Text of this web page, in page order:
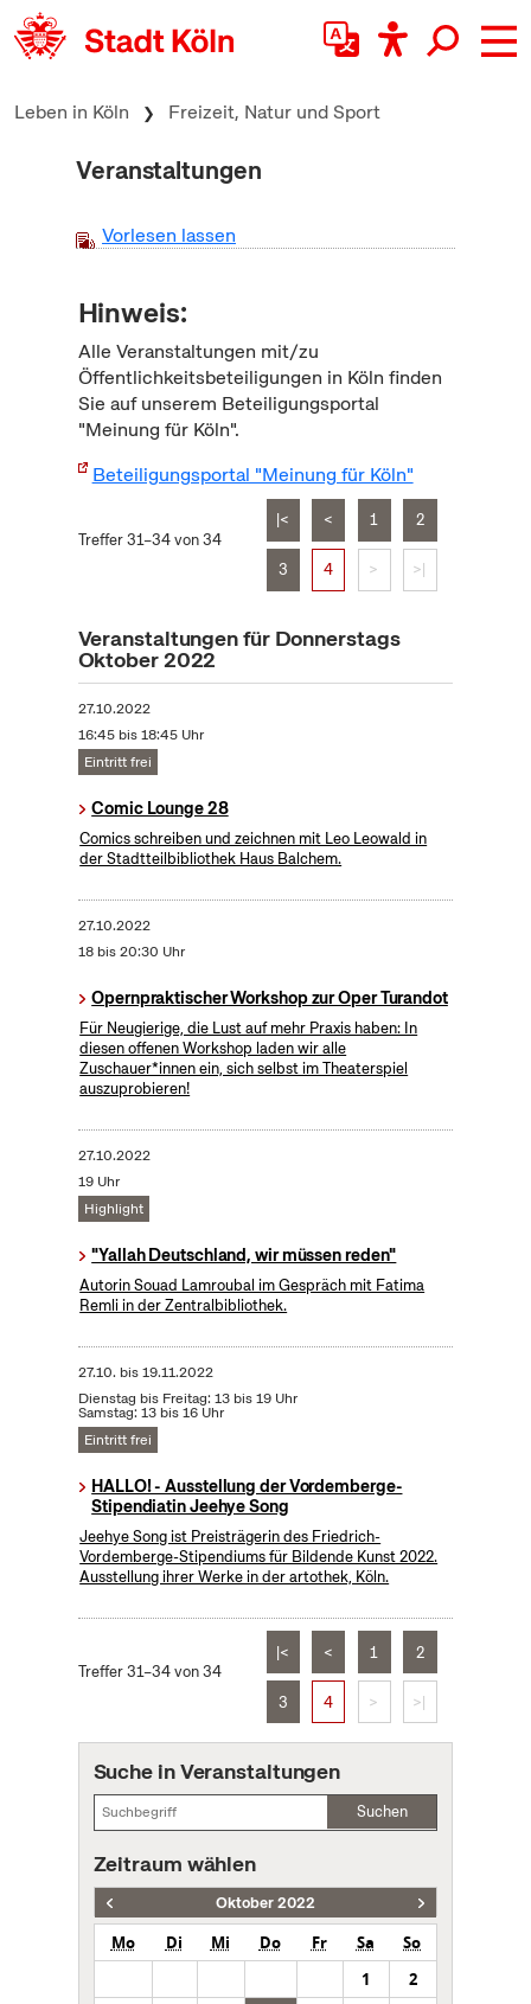
zum Inhalt springen
Leben in Köln Freizeit, Natur und Sport
Veranstaltungen
Vorlesen lassen
Hinweis:
Alle Veranstaltungen mit/zu
Öffentlichkeitsbeteiligungen in Köln finden
Sie auf unserem Beteiligungsportal
"Meinung für Köln".
Beteiligungsportal "Meinung für Köln"
Treffer 31–34 von 34
|< < 1 2
3 4 > >|
Veranstaltungen für Donnerstags
Oktober 2022
27.10.2022
16:45 bis 18:45 Uhr
Eintritt frei
Comic Lounge 28
Comics schreiben und zeichnen mit Leo Leowald in
der Stadtteilbibliothek Haus Balchem.
27.10.2022
18 bis 20:30 Uhr
Opernpraktischer Workshop zur Oper Turandot
Für Neugierige, die Lust auf mehr Praxis haben: In
diesen offenen Workshop laden wir alle
Zuschauer*innen ein, sich selbst im Theaterspiel
auszuprobieren!
27.10.2022
19 Uhr
Highlight
"Yallah Deutschland, wir müssen reden"
Autorin Souad Lamroubal im Gespräch mit Fatima
Remli in der Zentralbibliothek.
27.10. bis19.11.2022
Dienstag bis Freitag: 13 bis 19 Uhr
Samstag: 13 bis 16 Uhr
Eintritt frei
HALLO! - Ausstellung der Vordemberge-
Stipendiatin Jeehye Song
Jeehye Song ist Preisträgerin des Friedrich-
Vordemberge-Stipendiums für Bildende Kunst 2022.
Ausstellung ihrer Werke in der artothek, Köln.
Treffer 31–34 von 34
|< < 1 2
3 4 > >|
Suche in Veranstaltungen
Suchen
Zeitraum wählen
Oktober 2022
Mo Di Mi Do Fr Sa
So
1
2